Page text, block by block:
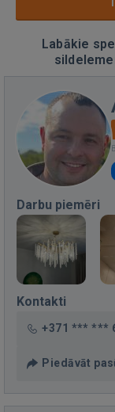
Labākie
Darbu piemēri
Kontakti
+371 *** ***
Piedāvāt